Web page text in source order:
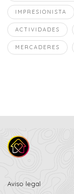
IMPRESIONISTA
ACTIVIDADES
MERCADERES
Aviso legal